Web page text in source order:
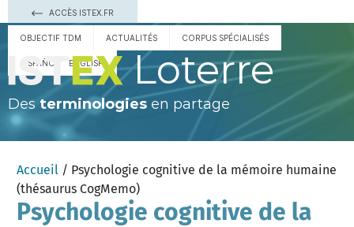
ACCÈS ISTEX.FR
OBJECTIF TDM ACTUALITÉS CORPUS SPÉCIALISÉS
ESPAÑOL ENGLISH Loterre
Des terminologies en partage
Accueil / Psychologie cognitive de la mémoire humaine
(thésaurus CogMemo)
Psychologie cognitive de la